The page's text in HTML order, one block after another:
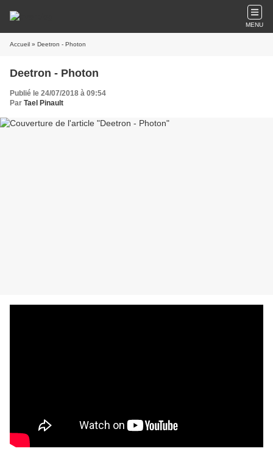
MENU
Accueil » Deetron - Photon
Deetron - Photon
Publié le 24/07/2018 à 09:54
Par Tael Pinault